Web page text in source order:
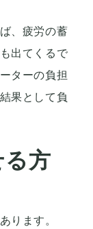
、疲労の蓄
出てくるで
ターの負担
果として負
方
ります。